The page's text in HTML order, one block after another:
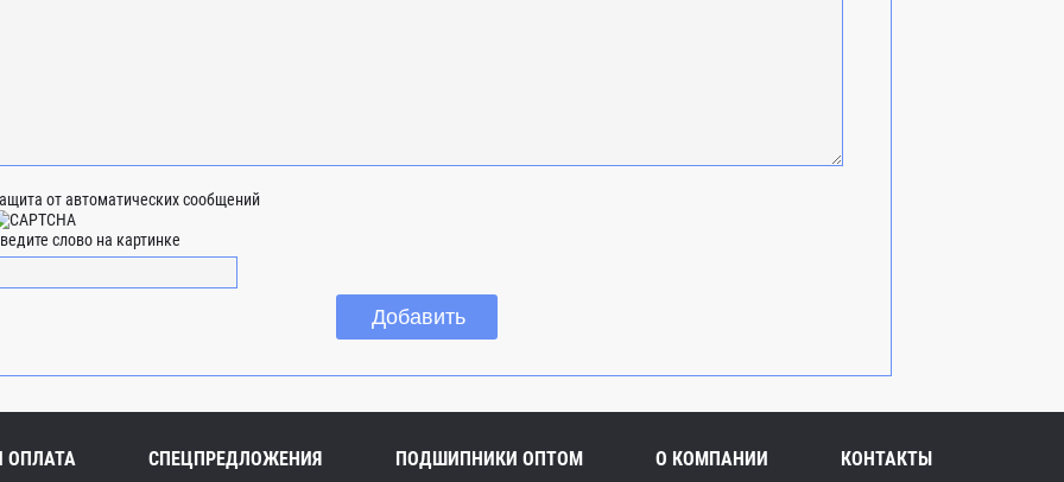
от автоматических сообщений
слово на картинке
ОПЛАТА СПЕЦПРЕДЛОЖЕНИЯ ПОДШИПНИКИ ОПТОМ О КОМПАНИИ КОНТАКТЫ